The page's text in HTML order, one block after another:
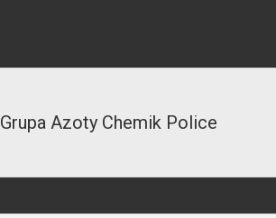
Grupa Azoty Chemik Police